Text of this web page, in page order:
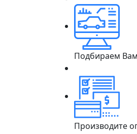
Подбираем
Производите